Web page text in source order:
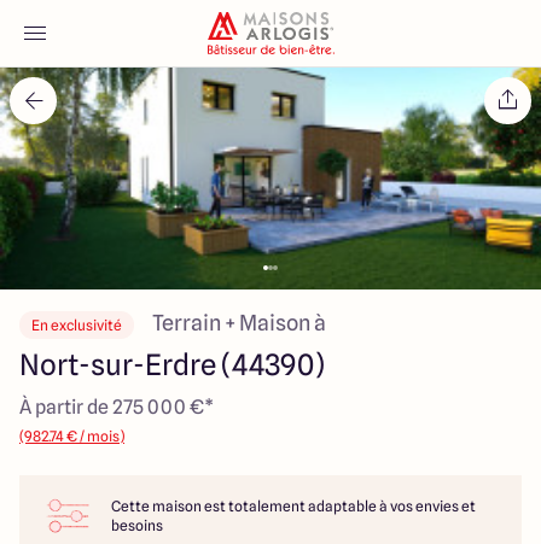
Accueil
Nos maisons
Nos annonces
Votre projet
Qui sommes-nous
Maisons ARLOGIS Nantes
En exclusivité Terrain + Maison à
Nort-sur-Erdre (44390)
À partir de 275 000 €*
(982.74 € / mois)
Cette maison est totalement adaptable à vos envies et
besoins